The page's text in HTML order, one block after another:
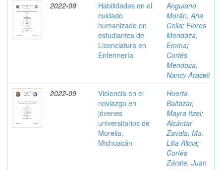
2022-09
Habilidades en el
cuidado
humanizado en
estudiantes de
Licenciatura en
Enfermería
Anguiano
Morán, Ana
Celia; Flores
Mendoza,
Emma;
Cortés
Mendoza,
Nancy Araceli
2022-09
Violencia en el
noviazgo en
jóvenes
universitarios de
Morelia,
Michoacán
Huerta
Baltazar,
Mayra Itzel;
Alcántar
Zavala, Ma.
Lilia Alicia;
Cortés
Zárate, Juan